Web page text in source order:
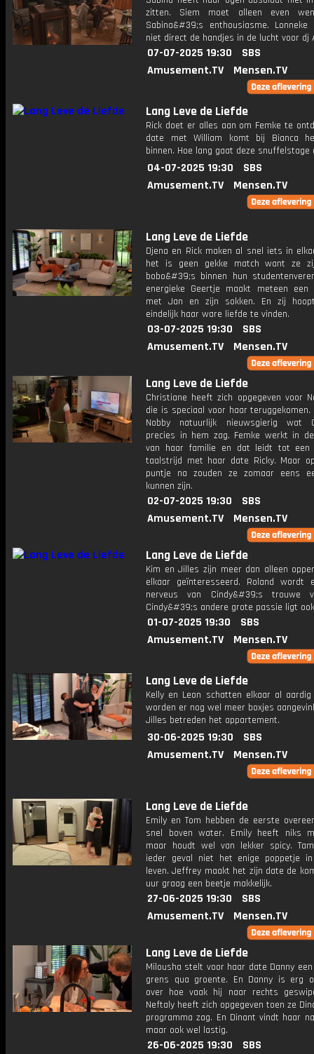
zitten. Siem moet alleen even
Sabina&#39;s enthousiasme.
niet direct de handjes in de lucht voor dj
07-07-2025 19:30
SBS
Amusement.TV
Mensen.TV
Lang Leve de Liefde
Rick doet er alles aan om Femke te
date met William komt bij Bianca
binnen. Hoe lang gaat deze snuffelstage
04-07-2025 19:30
SBS
Amusement.TV
Mensen.TV
Lang Leve de Liefde
Djena en Rick maken al snel iets in
het is geen gekke match want ze
bobo&#39;s binnen hun
energieke Geertje maakt meteen een
met Jan en zijn sokken. En zij
eindelijk haar ware liefde te vinden.
03-07-2025 19:30
SBS
Amusement.TV
Mensen.TV
Lang Leve de Liefde
Christiane heeft zich opgegeven voor
die is speciaal voor haar
Nobby natuurlijk nieuwsgierig wat
precies in hem zag. Femke werkt in
van haar familie en dat leidt tot een
taalstrijd met haar date Ricky. Maar
puntje na zouden ze zomaar eens
kunnen zijn.
02-07-2025 19:30
SBS
Amusement.TV
Mensen.TV
Lang Leve de Liefde
Kim en Jilles zijn meer dan alleen
elkaar geïnteresseerd. Roland wordt
nerveus van Cindy&#39;s trouwe
Cindy&#39;s andere grote passie ligt
01-07-2025 19:30
SBS
Amusement.TV
Mensen.TV
Lang Leve de Liefde
Kelly en Leon schatten elkaar al
worden er nog wel meer boxjes
Jilles betreden het appartement.
30-06-2025 19:30
SBS
Amusement.TV
Mensen.TV
Lang Leve de Liefde
Emily en Tom hebben de eerste
snel boven water. Emily heeft niks
maar houdt wel van lekker spicy.
ieder geval niet het enige poppetje
leven. Jeffrey maakt het zijn date de
uur graag een beetje makkelijk.
27-06-2025 19:30
SBS
Amusement.TV
Mensen.TV
Lang Leve de Liefde
Milousha stelt voor haar date Danny
grens qua groente. En Danny is erg
over hoe vaak hij naar rechts
Neftaly heeft zich opgegeven toen ze
programma zag. En Dinant vindt haar
maar ook wel lastig.
26-06-2025 19:30
SBS